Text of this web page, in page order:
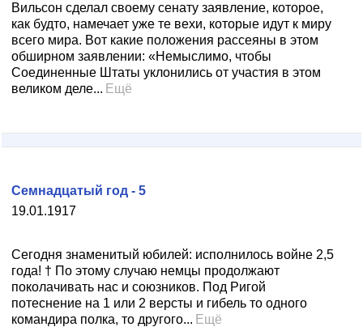
Вильсон сделал своему сенату заявление, которое,
как будто, намечает уже те вехи, которые идут к миру
всего мира. Вот какие положения рассеяны в этом
обширном заявлении: «Немыслимо, чтобы
Соединенные Штаты уклонились от участия в этом
великом деле... Ещё
19.01.1917
Семнадцатый год - 5
Сегодня знаменитый юбилей: исполнилось войне 2,5
года! † По этому случаю немцы продолжают
поколачивать нас и союзников. Под Ригой
потеснение на 1 или 2 версты и гибель то одного
командира полка, то другого... Ещё